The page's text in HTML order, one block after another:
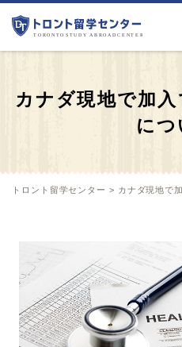
カナダ現地で加
につ
トロント留学センター > カナダ現地で